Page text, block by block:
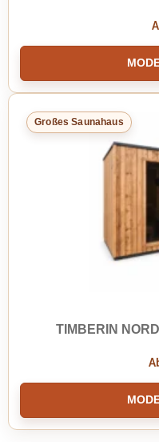
Großes Saunahaus
TIMBERIN